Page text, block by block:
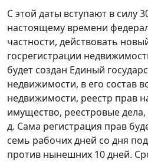
С этой даты вступают в силу
настоящему времени
частности, действовать
госрегистрации
будет создан Единый
недвижимости, в его состав
недвижимости, реестр прав
имущество, реестровые дела,
д. Сама регистрация прав
семь рабочих дней со дня
против нынешних 10 дней.